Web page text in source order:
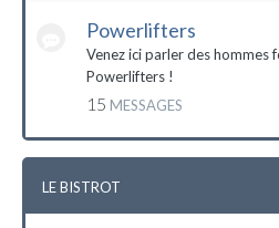
Powerlifters
Venez ici parler des hommes
Powerlifters !
15 MESSAGES
LE BISTROT